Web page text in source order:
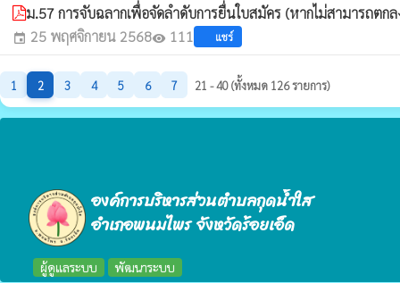
ม.57 การจับฉลากเพื่อจัดลำดับการยื่นใบสมัคร (หากไม่สามารถตกล
event 25 พฤศจิกายน 2568visibility 111 แชร์
1 2 3 4 5 6 7 21 - 40 (ทั้งหมด 126 รายการ)
องค์การบริหารส่วนตำบลกุดน้ำใส
อำเภอพนมไพร จังหวัดร้อยเอ็ด
ผู้ดูแลระบบ พัฒนาระบบ